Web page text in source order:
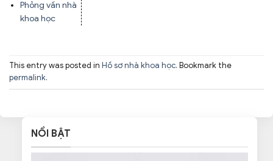
Phỏng vấn nhà
khoa học
This entry was posted in Hồ sơ nhà khoa học. Bookmark the
permalink.
NỔI BẬT